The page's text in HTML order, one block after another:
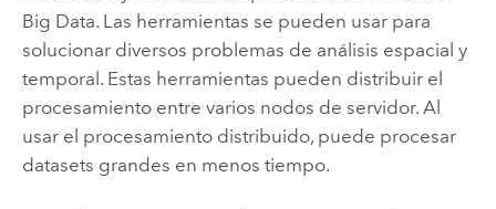
Big Data. Las herramientas se pueden usar para
solucionar diversos problemas de análisis espacial y
temporal. Estas herramientas pueden distribuir el
procesamiento entre varios nodos de servidor. Al
usar el procesamiento distribuido, puede procesar
datasets grandes en menos tiempo.